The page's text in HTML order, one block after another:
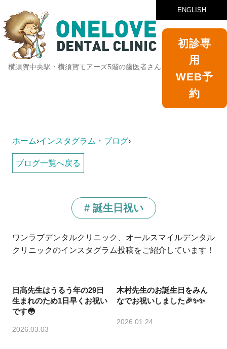
ENGLISH
横須賀中央駅・横須賀モアーズ5階の歯医者さん
初診専
用
WEB予
約
ホーム›インスタグラム・ブログ›
ブログ一覧へ戻る
# 誕生日祝い
ワンラブデンタルクリニック、オールスマイルデンタル
クリニックのインスタグラム投稿をご紹介しています！
日髙先生はうるう年の29日
生まれのため1日早くお祝い
です😳
2026.03.03
木村先生のお誕生日をみん
なでお祝いしました🎉✨✨
2026.01.24